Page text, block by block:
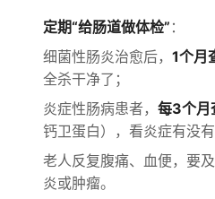
定期“给肠道做体检” ：
细菌性肠炎治愈后， 1个月
全杀干净了；
炎症性肠病患者， 每3个月
钙卫蛋白），看炎症有没有
老人反复腹痛、血便，要
炎或肿瘤。